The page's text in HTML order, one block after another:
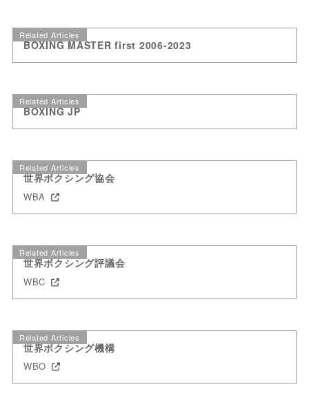
Related Articles
BOXING MASTER first 2006-2023
Related Articles
BOXING JP
Related Articles
世界ボクシング協会
WBA
Related Articles
世界ボクシング評議会
WBC
Related Articles
世界ボクシング機構
WBO